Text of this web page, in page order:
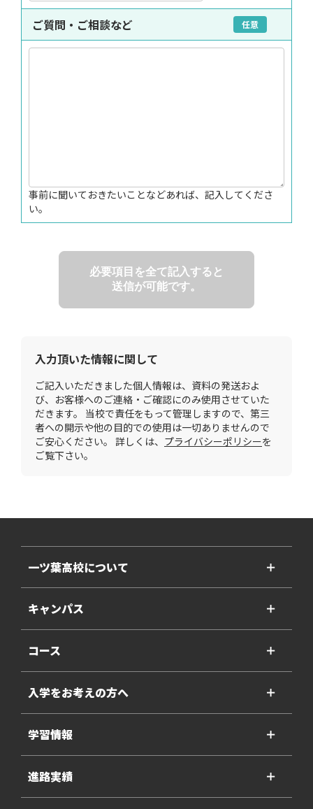
ご質問・ご相談など 任意
事前に聞いておきたいことなどあれば、記入してくださ
い。
必要項目を全て記入すると
送信が可能です。
入力頂いた情報に関して
ご記入いただきました個人情報は、資料の発送およ
び、お客様へのご連絡・ご確認にのみ使用させていた
だきます。 当校で責任をもって管理しますので、第三
者への開示や他の目的での使用は一切ありませんので
ご安心ください。 詳しくは、 プライバシーポリシーを
ご覧下さい。
一ツ葉高校について ＋
キャンパス ＋
コース ＋
入学をお考えの方へ ＋
学習情報 ＋
進路実績 ＋